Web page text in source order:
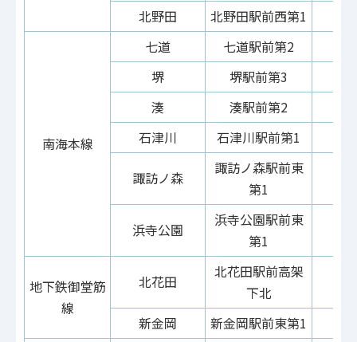
北野田
北野田駅前西第1
南海本線
七道 七道駅前第2
堺
堺駅前第3
湊
湊駅前第2
石津川
石津川駅前第1
諏訪ノ森
諏訪ノ森駅前東
第1
浜寺公園
浜寺公園駅前東
第1
地下鉄御堂筋
線
北花田
北花田駅前高架
下北
新金岡 新金岡駅前東第1